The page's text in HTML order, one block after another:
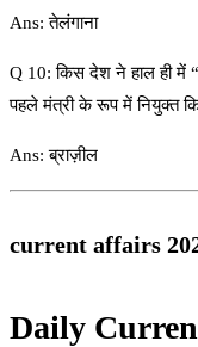
Ans: तेलंगाना
Q 10: किस देश ने हाल ही में
पहले मंत्री के रूप में नियुक्त
Ans: ब्राज़ील
current affairs
Daily